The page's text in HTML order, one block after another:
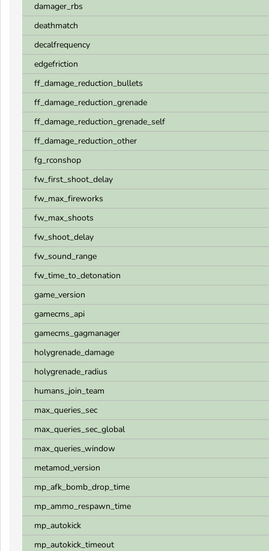
damager_rbs
deathmatch
decalfrequency
edgefriction
ff_damage_reduction_bullets
ff_damage_reduction_grenade
ff_damage_reduction_grenade_self
ff_damage_reduction_other
fg_rconshop
fw_first_shoot_delay
fw_max_fireworks
fw_max_shoots
fw_shoot_delay
fw_sound_range
fw_time_to_detonation
game_version
gamecms_api
gamecms_gagmanager
holygrenade_damage
holygrenade_radius
humans_join_team
max_queries_sec
max_queries_sec_global
max_queries_window
metamod_version
mp_afk_bomb_drop_time
mp_ammo_respawn_time
mp_autokick
mp_autokick_timeout